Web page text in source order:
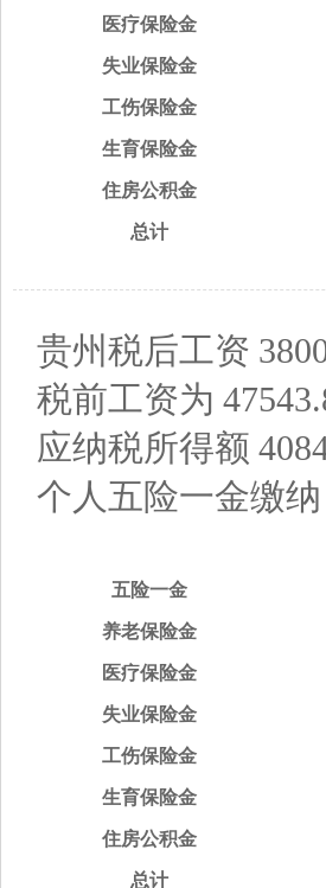
医疗保险金
失业保险金
工伤保险金
生育保险金
住房公积金
总计
贵州税后工资
税前工资为
应纳税所得额
个人五险一金缴纳
五险一金
养老保险金
医疗保险金
失业保险金
工伤保险金
生育保险金
住房公积金
总计